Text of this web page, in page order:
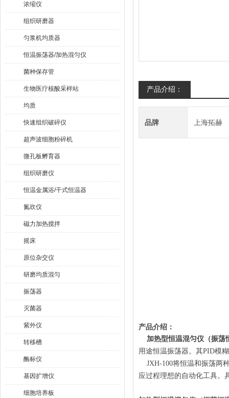
浓缩仪
组织研磨器
匀浆机均质器
恒温振荡器/加热混匀仪
菌种保存管
生物医疗核酸采样站
均质
快速组织破碎仪
超声波细胞粉碎机
微孔板孵育器
组织研磨仪
恒温金属浴/干式恒温器
氮吹仪
磁力加热搅拌
摇床
原位杂交仪
研磨均质混匀
振荡器
灭菌器
紫外仪
转移槽
酶标仪
基因扩增仪
细胞培养板
产品介绍：
品牌 上海拓赫
产品介绍：
加热型恒温混匀仪（振荡
用途恒温振荡器。其PID模
JXH-100将恒温和振荡两
应过程理想的自动化工具。